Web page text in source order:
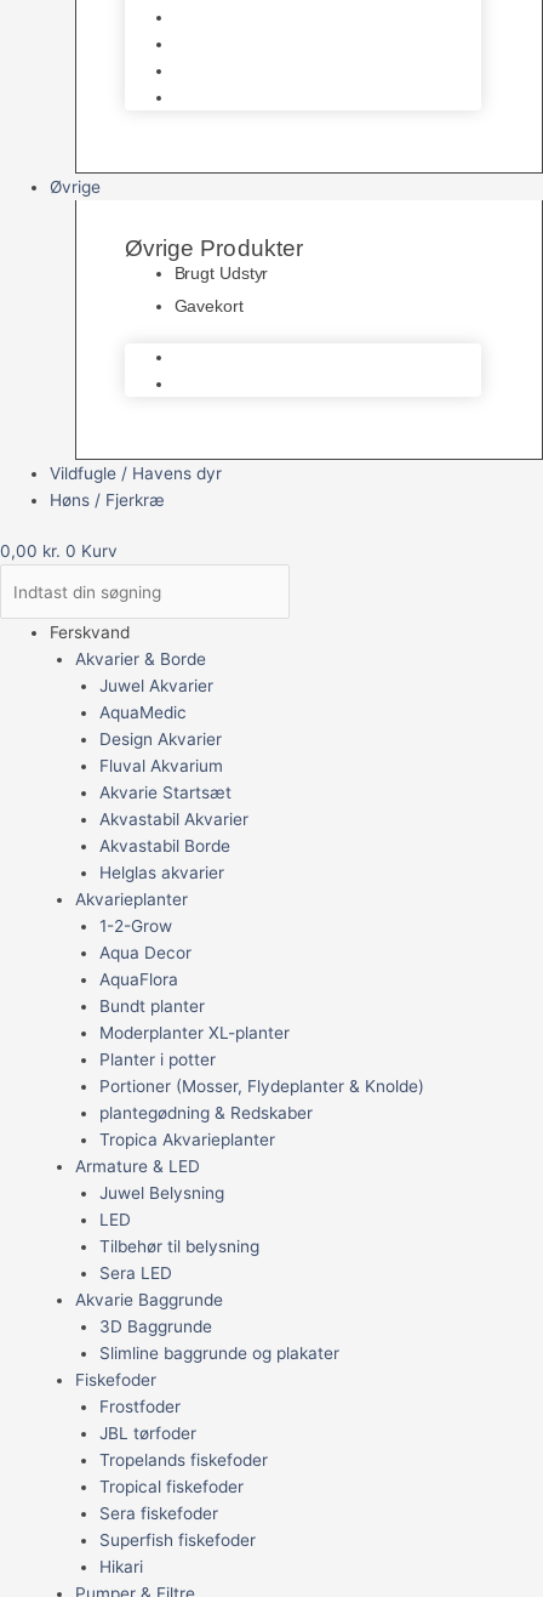
Øvrige
Øvrige Produkter
Brugt Udstyr
Gavekort
Vildfugle / Havens dyr
Høns / Fjerkræ
0,00 kr. 0 Kurv
Ferskvand
Akvarier & Borde
Juwel Akvarier
AquaMedic
Design Akvarier
Fluval Akvarium
Akvarie Startsæt
Akvastabil Akvarier
Akvastabil Borde
Helglas akvarier
Akvarieplanter
1-2-Grow
Aqua Decor
AquaFlora
Bundt planter
Moderplanter XL-planter
Planter i potter
Portioner (Mosser, Flydeplanter & Knolde)
plantegødning & Redskaber
Tropica Akvarieplanter
Armature & LED
Juwel Belysning
LED
Tilbehør til belysning
Sera LED
Akvarie Baggrunde
3D Baggrunde
Slimline baggrunde og plakater
Fiskefoder
Frostfoder
JBL tørfoder
Tropelands fiskefoder
Tropical fiskefoder
Sera fiskefoder
Superfish fiskefoder
Hikari
Pumper & Filtre